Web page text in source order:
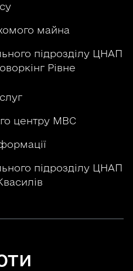
майна
підрозділу ЦНАП
Рівне
центру МВС
підрозділу ЦНАП